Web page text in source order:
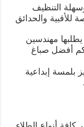
التنظيف
للأقبية والحدائق
يطلبها مهندسين
أفضل صباغ
بلمسة إبداعية